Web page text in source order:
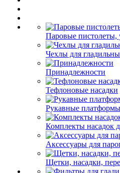
Паровые
Чехлы для
Принадлежности
Тефлоновые насадки
Рукавные платформы
Комплекты насадок
Аксессуары для
Щетки, насадки,